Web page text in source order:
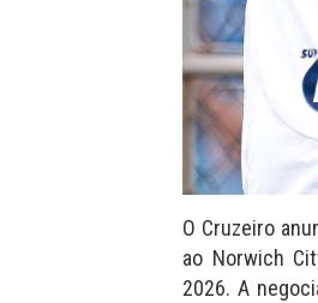
O Cruzeiro
ao Norwich
2026. A